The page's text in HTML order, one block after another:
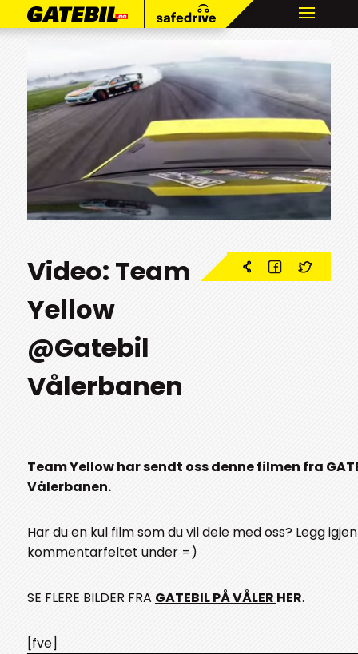
Video: Team
Yellow
@Gatebil
Vålerbanen
Team Yellow har sendt oss denne filmen fra
Vålerbanen.
Har du en kul film som du vil dele med oss? Legg
kommentarfeltet under =)
SE FLERE BILDER FRA GATEBIL PÅ VÅLER HER.
[fve]